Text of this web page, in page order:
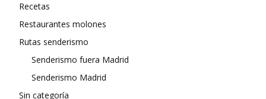
Recetas
Restaurantes molones
Rutas senderismo
Senderismo fuera Madrid
Senderismo Madrid
Sin categoría